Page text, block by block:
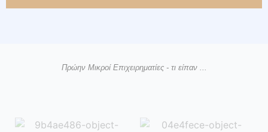
Πρώην Μικροί Επιχειρηματίες - τι είπαν ...